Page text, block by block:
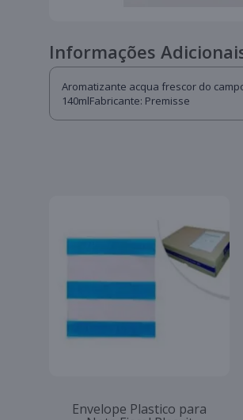
Informações
Aromatizante acqua frescor do
140mlFabricante: Premisse
Envelope Plastico para